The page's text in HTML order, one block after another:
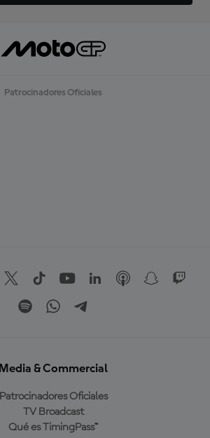
Patrocinadores Oficiales
Media & Commercial
Patrocinadores Oficiales
TV Broadcast
Qué es TimingPass™